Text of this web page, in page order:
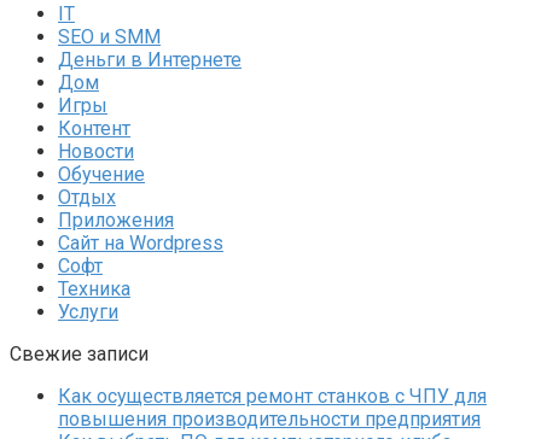
IT
SEO и SMM
Деньги в Интернете
Дом
Игры
Контент
Новости
Обучение
Отдых
Приложения
Сайт на Wordpress
Софт
Техника
Услуги
Свежие записи
Как осуществляется ремонт станков с ЧПУ для
повышения производительности предприятия